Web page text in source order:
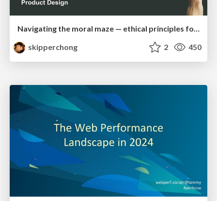
Navigating the moral maze — ethical principles for Al-driven product design
skipperchong
2 450